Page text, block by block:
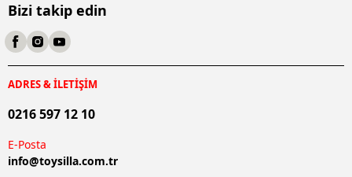
Bizi takip edin
ADRES & İLETİŞİM
0216 597 12 10
E-Posta
info@toysilla.com.tr